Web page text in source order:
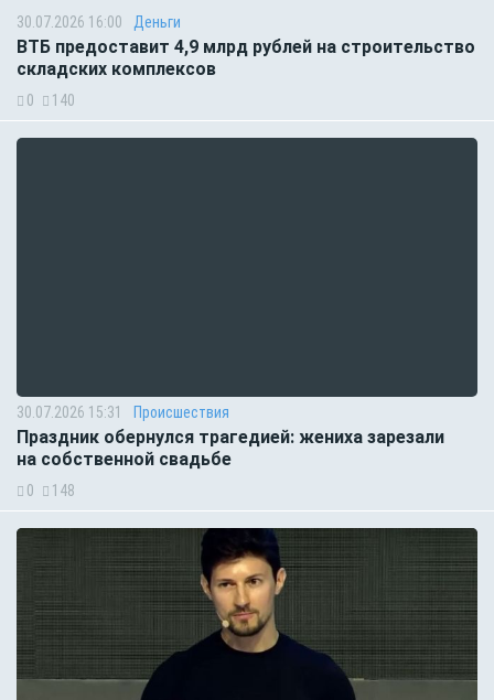
30.07.2026 16:00 Деньги
ВТБ предоставит 4,9 млрд рублей на строительство
складских комплексов
0 140
30.07.2026 15:31 Происшествия
Праздник обернулся трагедией: жениха зарезали
на собственной свадьбе
0 148